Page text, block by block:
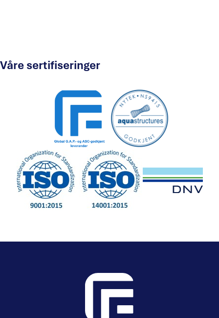
Våre sertifiseringer